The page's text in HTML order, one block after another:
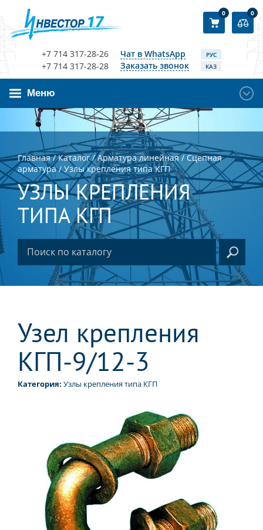
+7 714 317-28-26
+7 714 317-28-28
Чат в WhatsApp
Заказать звонок
РУС
КАЗ
0 0
Меню
Главная/Каталог/Арматура линейная/Сцепная
арматура/Узлы крепления типа КГП
УЗЛЫ КРЕПЛЕНИЯ
ТИПА КГП
Узел крепления
КГП-9/12-3
Категория: Узлы крепления типа КГП